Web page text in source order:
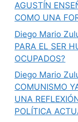
AGUSTÍN
COMO UNA
Diego Mario
PARA EL SER
OCUPADOS?
Diego Mario
COMUNISMO
UNA
POLÍTICA